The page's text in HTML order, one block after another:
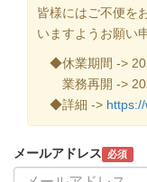
皆様にはご不便を
いますようお願い
◆休業期間 ->
業務再開 ->
◆詳細 ->
メールアドレス 必須